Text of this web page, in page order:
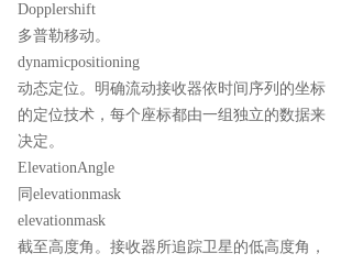
Dopplershift
多普勒移动。
dynamicpositioning
动态定位。明确流动接收器依时间序列的坐标
的定位技术，每个座标都由一组独立的数据来
决定。
ElevationAngle
同elevationmask
elevationmask
截至高度角。接收器所追踪卫星的低高度角，